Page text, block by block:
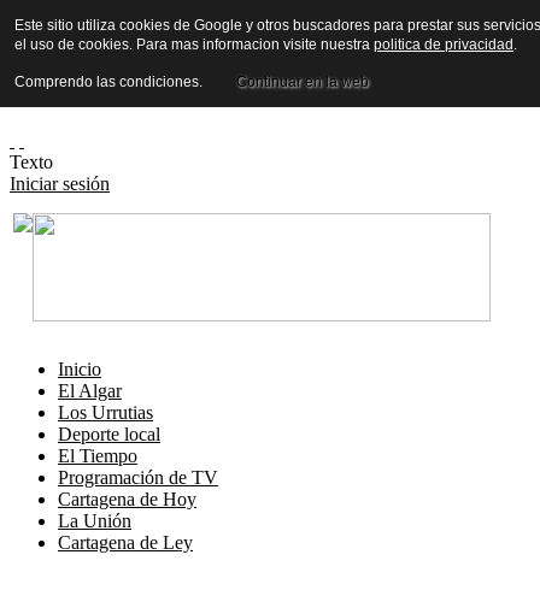
Texto
Iniciar sesión
Inicio
El Algar
Los Urrutias
Deporte local
El Tiempo
Programación de TV
Cartagena de Hoy
La Unión
Cartagena de Ley
Este sitio utiliza cookies de Google y otros buscadores para prestar sus
el uso de cookies. Para mas informacion visite nuestra politica de privacidad .
Comprendo las condiciones. Continuar en la web